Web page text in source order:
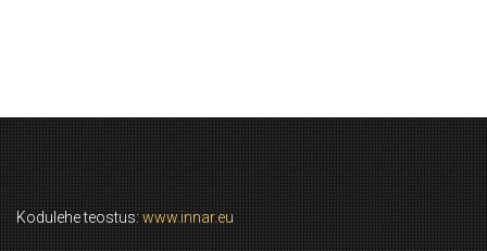
Kodulehe teostus: www.innar.eu